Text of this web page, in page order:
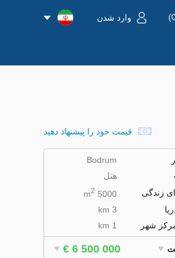
) وارد شدن
قیمت خود را پیشنهاد دهید
Bodrum
هتل
زندگی
5000 m
2
3 km
شهر
1 km
€ 6 500 000